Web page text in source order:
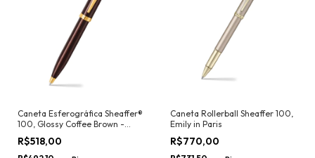
Caneta Esferográfica Sheaffer®
100, Glossy Coffee Brown -
Sheaffer
R$518,00
Caneta Rollerball Sheaffer 100,
Emily in Paris
R$770,00